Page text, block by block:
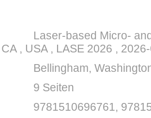
Laser-based Micro-
, USA , LASE 2026 ,
Bellingham,
9 Seiten
9781510696761,